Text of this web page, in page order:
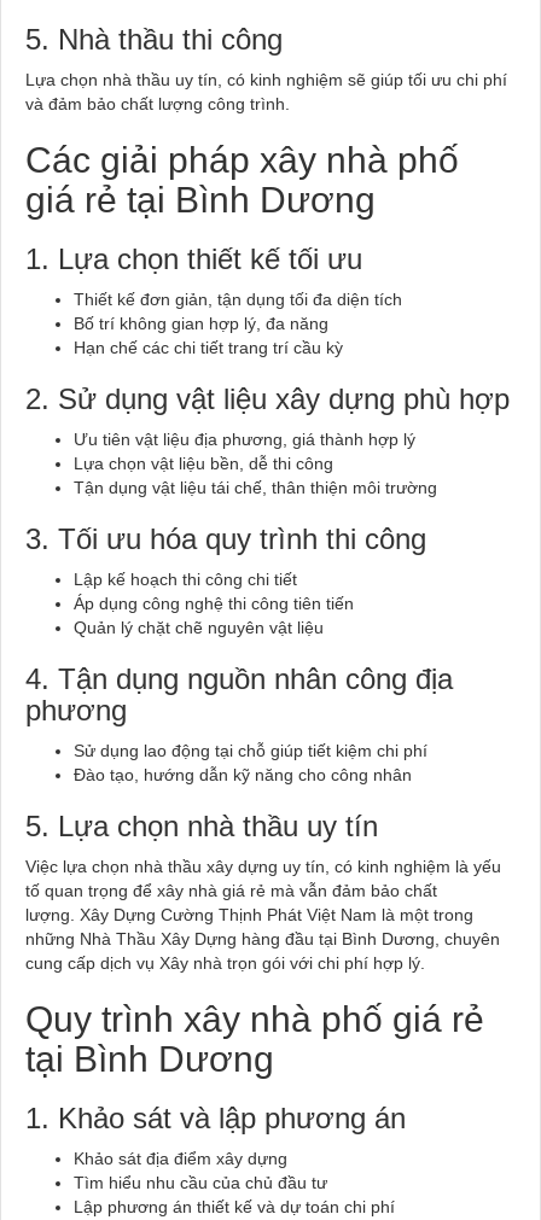
5. Nhà thầu thi công
Lựa chọn nhà thầu uy tín, có kinh nghiệm sẽ giúp tối ưu chi phí
và đảm bảo chất lượng công trình.
Các giải pháp xây nhà phố
giá rẻ tại Bình Dương
1. Lựa chọn thiết kế tối ưu
Thiết kế đơn giản, tận dụng tối đa diện tích
Bố trí không gian hợp lý, đa năng
Hạn chế các chi tiết trang trí cầu kỳ
2. Sử dụng vật liệu xây dựng phù hợp
Ưu tiên vật liệu địa phương, giá thành hợp lý
Lựa chọn vật liệu bền, dễ thi công
Tận dụng vật liệu tái chế, thân thiện môi trường
3. Tối ưu hóa quy trình thi công
Lập kế hoạch thi công chi tiết
Áp dụng công nghệ thi công tiên tiến
Quản lý chặt chẽ nguyên vật liệu
4. Tận dụng nguồn nhân công địa
phương
Sử dụng lao động tại chỗ giúp tiết kiệm chi phí
Đào tạo, hướng dẫn kỹ năng cho công nhân
5. Lựa chọn nhà thầu uy tín
Việc lựa chọn nhà thầu xây dựng uy tín, có kinh nghiệm là yếu
tố quan trọng để xây nhà giá rẻ mà vẫn đảm bảo chất
lượng. Xây Dựng Cường Thịnh Phát Việt Nam là một trong
những Nhà Thầu Xây Dựng hàng đầu tại Bình Dương, chuyên
cung cấp dịch vụ Xây nhà trọn gói với chi phí hợp lý.
Quy trình xây nhà phố giá rẻ
tại Bình Dương
1. Khảo sát và lập phương án
Khảo sát địa điểm xây dựng
Tìm hiểu nhu cầu của chủ đầu tư
Lập phương án thiết kế và dự toán chi phí